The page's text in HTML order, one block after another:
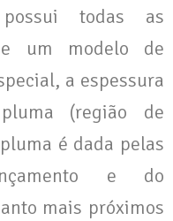
todas as
um modelo de
a espessura
(região de
é dada pelas
e do
mais próximos